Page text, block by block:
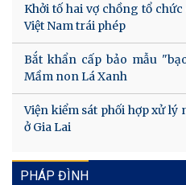
Khởi tố hai vợ chồng tổ
Việt Nam trái phép
Bắt khẩn cấp bảo mẫu
Mầm non Lá Xanh
Viện kiểm sát phối hợp xử
ở Gia Lai
PHÁP ĐÌNH